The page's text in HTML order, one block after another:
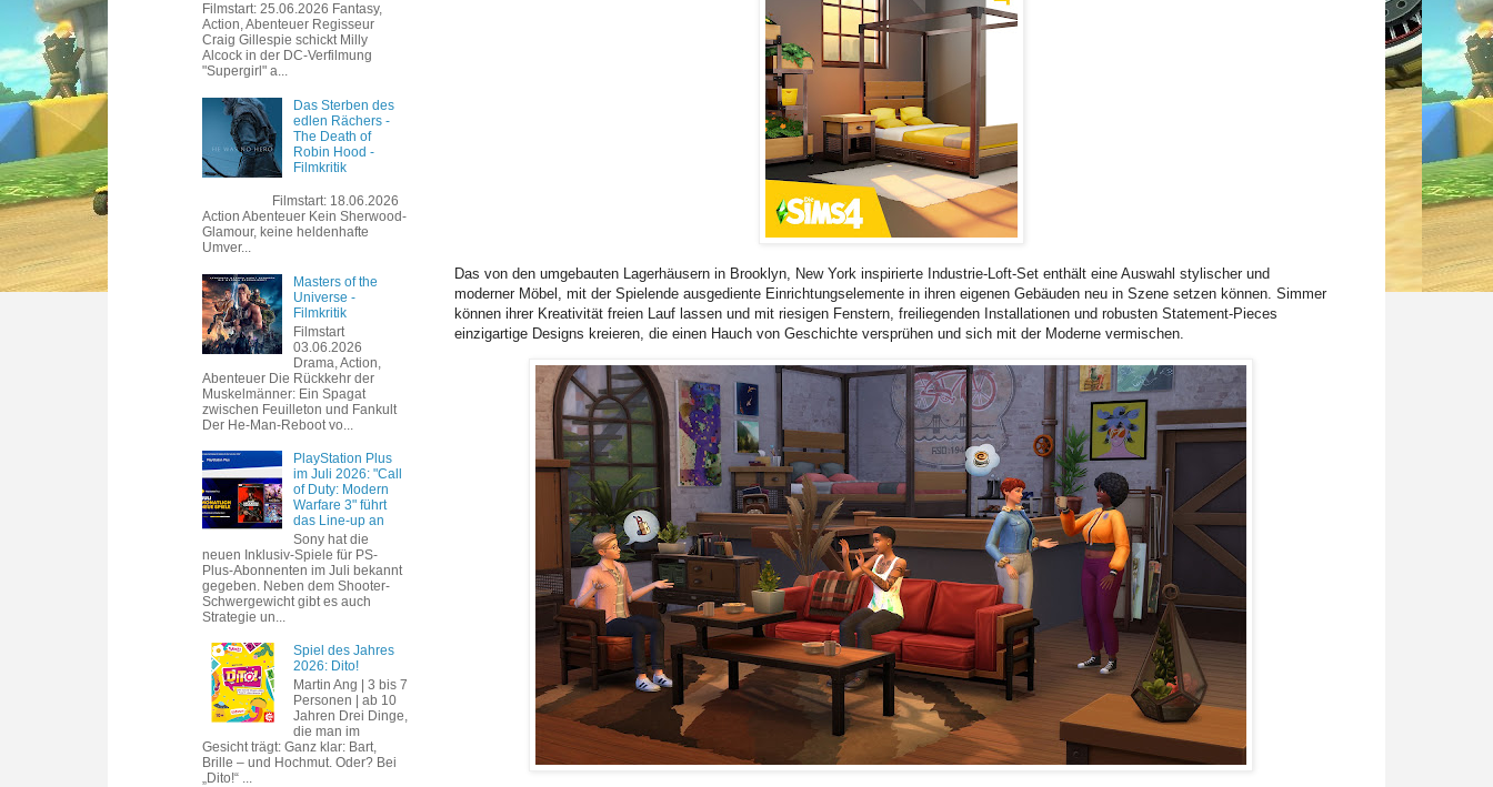
Das von den umgebauten Lagerhäusern in Brooklyn, New York inspirierte Industrie-Loft-Set enthält eine Auswahl stylischer und
moderner Möbel, mit der Spielende ausgediente Einrichtungselemente in ihren eigenen Gebäuden neu in Szene setzen können. Simmer
können ihrer Kreativität freien Lauf lassen und mit riesigen Fenstern, freiliegenden Installationen und robusten Statement-Pieces
einzigartige Designs kreieren, die einen Hauch von Geschichte versprühen und sich mit der Moderne vermischen.
Filmstart: 25.06.2026 Fantasy,
Action, Abenteuer Regisseur
Craig Gillespie schickt Milly
Alcock in der DC-Verfilmung
"Supergirl" a...
Das Sterben des
edlen Rächers -
The Death of
Robin Hood -
Filmkritik
Filmstart: 18.06.2026
Action Abenteuer Kein Sherwood-
Glamour, keine heldenhafte
Umver...
Masters of the
Universe -
Filmkritik
Filmstart
03.06.2026
Drama, Action,
Abenteuer Die Rückkehr der
Muskelmänner: Ein Spagat
zwischen Feuilleton und Fankult
Der He-Man-Reboot vo...
PlayStation Plus
im Juli 2026: "Call
of Duty: Modern
Warfare 3" führt
das Line-up an
Sony hat die
neuen Inklusiv-Spiele für PS-
Plus-Abonnenten im Juli bekannt
gegeben. Neben dem Shooter-
Schwergewicht gibt es auch
Strategie un...
Spiel des Jahres
2026: Dito!
Martin Ang | 3 bis 7
Personen | ab 10
Jahren Drei Dinge,
die man im
Gesicht trägt: Ganz klar: Bart,
Brille – und Hochmut. Oder? Bei
„Dito!“ ...